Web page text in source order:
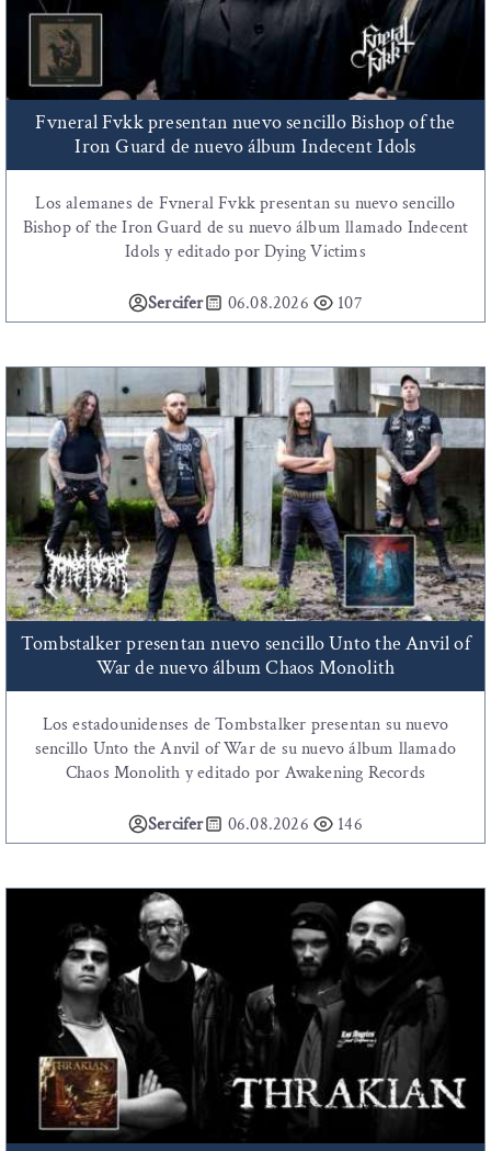
Fvneral Fvkk presentan nuevo sencillo Bishop of the
Iron Guard de nuevo álbum Indecent Idols
Los alemanes de Fvneral Fvkk presentan su nuevo sencillo
Bishop of the Iron Guard de su nuevo álbum llamado Indecent
Idols y editado por Dying Victims
Sercifer 06.08.2026 107
Tombstalker presentan nuevo sencillo Unto the Anvil of
War de nuevo álbum Chaos Monolith
Los estadounidenses de Tombstalker presentan su nuevo
sencillo Unto the Anvil of War de su nuevo álbum llamado
Chaos Monolith y editado por Awakening Records
Sercifer 06.08.2026 146